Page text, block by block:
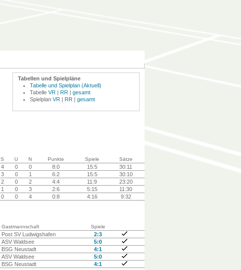
Tabellen und Spielpläne
Tabelle und Spielplan (Aktuell)
Tabelle VR| RR| gesamt
Spielplan VR| RR| gesamt
S U N Punkte Spiele Sätze
4 0 0 8:0 15:5
30:11
3 0 1 6:2 15:5
30:10
2 0 2 4:4 11:9
23:20
1 0 3 2:6 5:15
11:30
0 0 4 0:8 4:16 9:32
Gastmannschaft Spiele
Post SV Ludwigshafen
2:3
ASV Waldsee
5:0
BSG Neustadt
4:1
ASV Waldsee
5:0
BSG Neustadt 4:1